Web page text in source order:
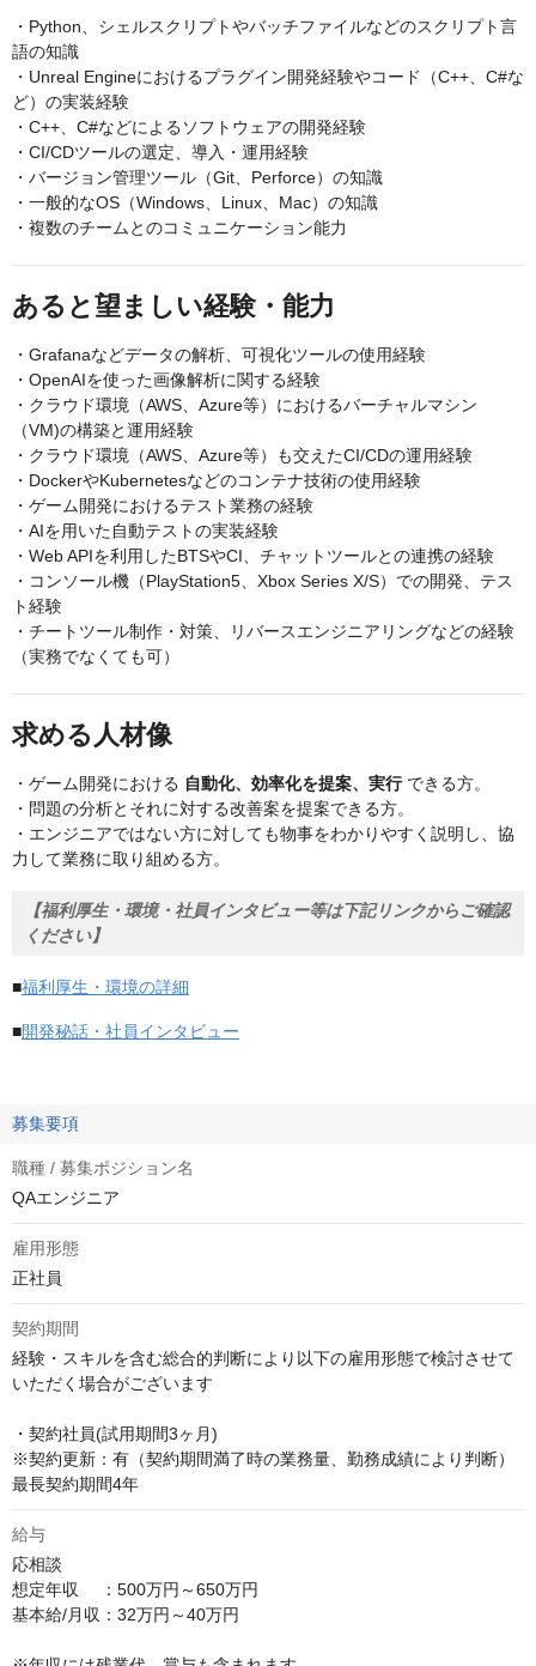
・Python、シェルスクリプトやバッチファイルなどのスクリプト言
語の知識
・Unreal Engineにおけるプラグイン開発経験やコード（C++、C#な
ど）の実装経験
・C++、C#などによるソフトウェアの開発経験
・CI/CDツールの選定、導入・運用経験
・バージョン管理ツール（Git、Perforce）の知識
・一般的なOS（Windows、Linux、Mac）の知識
・複数のチームとのコミュニケーション能力
あると望ましい経験・能力
・Grafanaなどデータの解析、可視化ツールの使用経験
・OpenAIを使った画像解析に関する経験
・クラウド環境（AWS、Azure等）におけるバーチャルマシン
（VM)の構築と運用経験
・クラウド環境（AWS、Azure等）も交えたCI/CDの運用経験
・DockerやKubernetesなどのコンテナ技術の使用経験
・ゲーム開発におけるテスト業務の経験
・AIを用いた自動テストの実装経験
・Web APIを利用したBTSやCI、チャットツールとの連携の経験
・コンソール機（PlayStation5、Xbox Series X/S）での開発、テス
ト経験
・チートツール制作・対策、リバースエンジニアリングなどの経験
（実務でなくても可）
求める人材像
・ゲーム開発における 自動化、効率化を提案、実行できる方。
・問題の分析とそれに対する改善案を提案できる方。
・エンジニアではない方に対しても物事をわかりやすく説明し、協
力して業務に取り組める方。
【福利厚生・環境・社員インタビュー等は下記リンクからご確認
ください】
■福利厚生・環境の詳細
■開発秘話・社員インタビュー
募集要項
職種 / 募集ポジション名
QAエンジニア
雇用形態
正社員
契約期間
経験・スキルを含む総合的判断により以下の雇用形態で検討させて
いただく場合がございます
・契約社員(試用期間3ヶ月)
※契約更新：有（契約期間満了時の業務量、勤務成績により判断）
最長契約期間4年
給与
応相談
想定年収　 ：500万円～650万円
基本給/月収：32万円～40万円